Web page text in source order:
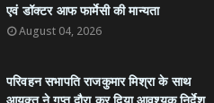
एवं डॉक्टर आफ फार्मेसी की मान्यता
August 04, 2026
परिवहन सभापति राजकुमार मिश्रा के साथ